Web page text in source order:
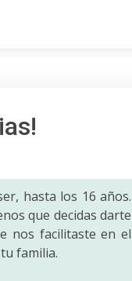
hasta los 16 años.
que decidas darte
nos facilitaste en el
familia.